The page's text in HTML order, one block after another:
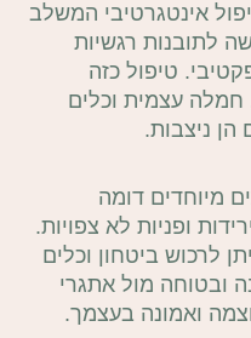
אינטגרטיבי המשלב
לתובנות רגשיות
טיפול כזה
עצמית וכלים
ניצבות.
מיוחדים דומה
ופניות לא צפויות.
לרכוש ביטחון וכלים
ובטוחה מול אתגרי
ואמונה בעצמך.